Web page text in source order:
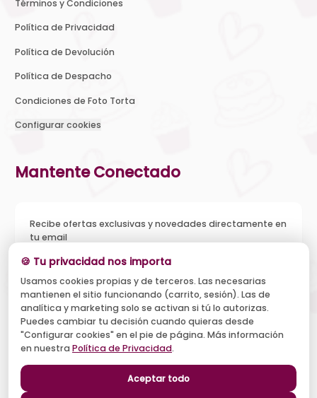
Términos y Condiciones
Política de Privacidad
Política de Devolución
Política de Despacho
Condiciones de Foto Torta
Configurar cookies
Mantente Conectado
Recibe ofertas exclusivas y novedades directamente en
tu email
Acepto recibir novedades y ofertas, y el tratamiento de mi
email según la Política de Privacidad . Puedo darme de baja
cuando quiera.
Suscribirse
🍪 Tu privacidad nos importa
Usamos cookies propias y de terceros. Las necesarias
mantienen el sitio funcionando (carrito, sesión). Las de
analítica y marketing solo se activan si tú lo autorizas.
Puedes cambiar tu decisión cuando quieras desde
"Configurar cookies" en el pie de página. Más información
en nuestra Política de Privacidad.
Aceptar todo